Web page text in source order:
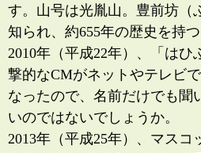
す。山号は光胤山。豊前坊（
知られ、約655年の歴史を持
2010年（平成22年）、「は
撃的なCMがネットやテレビ
なったので、名前だけでも聞
いのではないでしょうか。
2013年（平成25年）、マスコ